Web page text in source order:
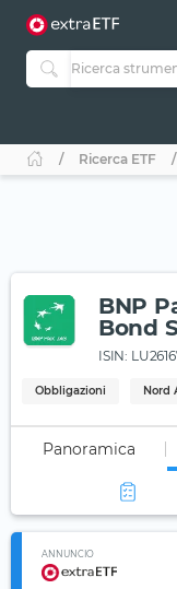
Ricerca ETF
BNP
Bond
ISIN:
Obbligazioni Nord
Panoramica
ANNUNCIO